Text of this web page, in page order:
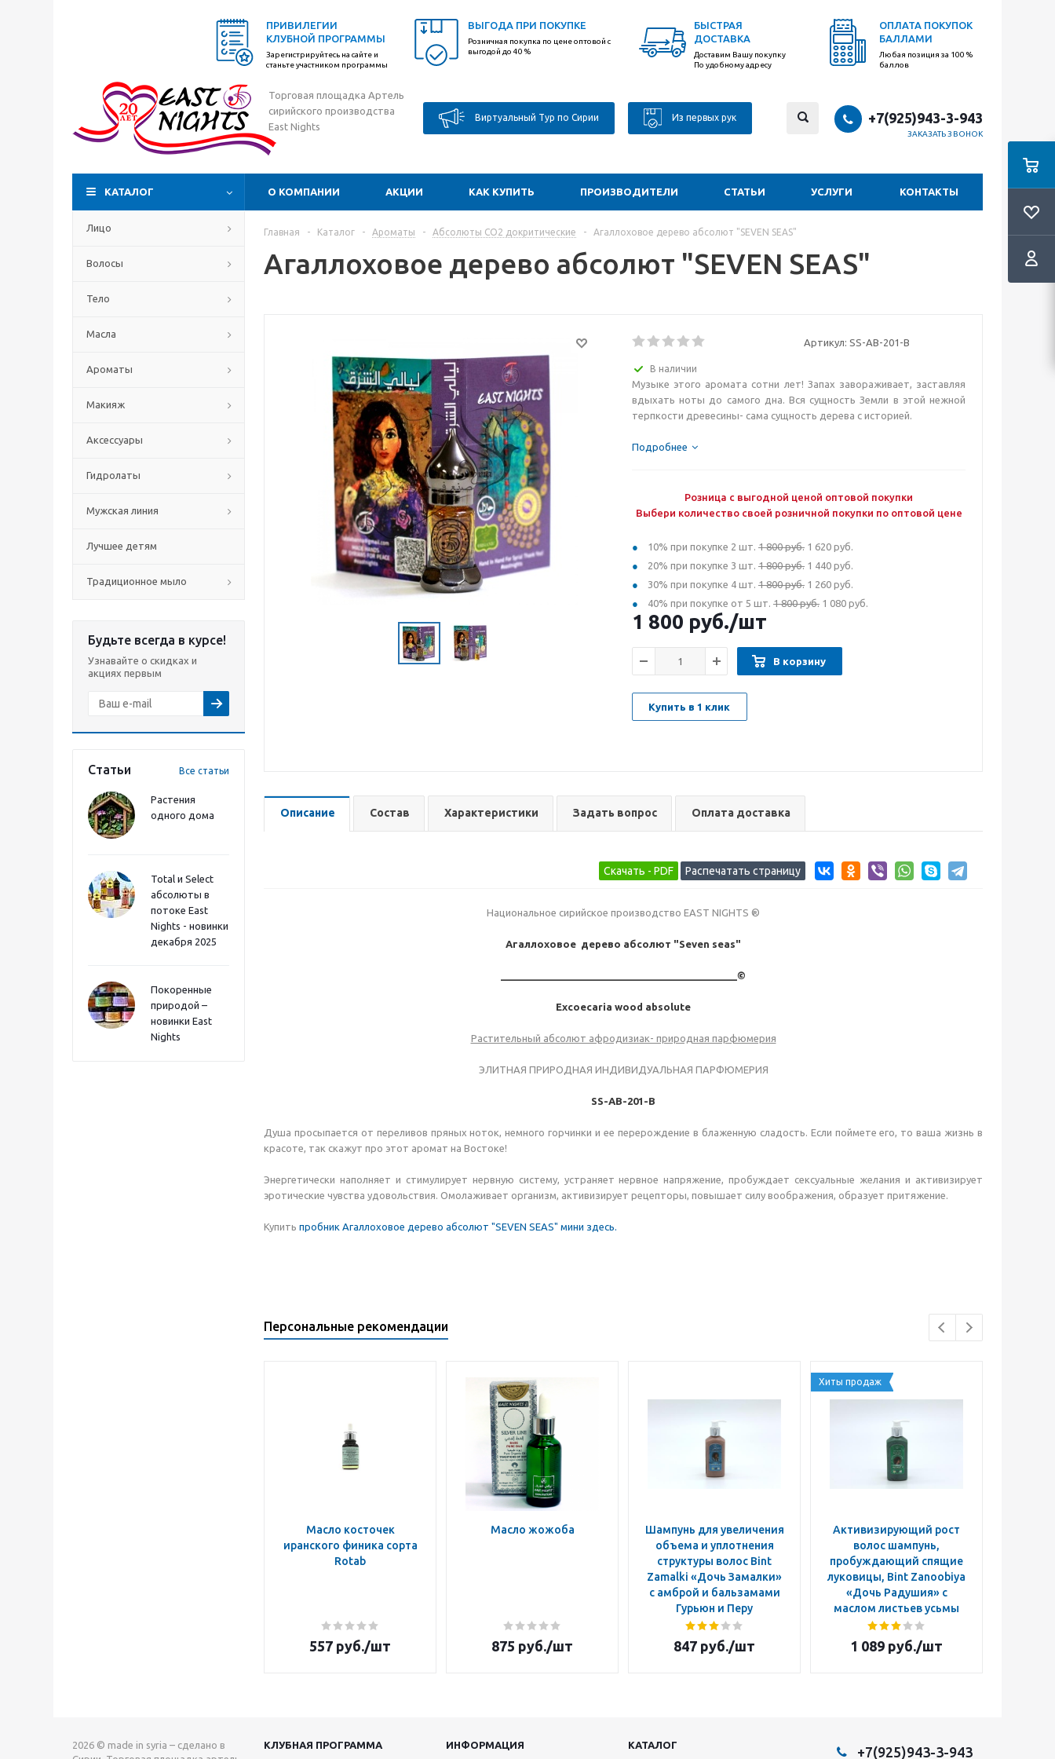
ПРИВИЛЕГИИ
КЛУБНОЙ ПРОГРАММЫ
Зарегистрируйтесь на сайте и
станьте участником программы
ВЫГОДА ПРИ ПОКУПКЕ
Розничная покупка по цене оптовой с
выгодой до 40 %
БЫСТРАЯ
ДОСТАВКА
Доставим Вашу покупку
По удобному адресу
ОПЛАТА ПОКУПОК
БАЛЛАМИ
Любая позиция за 100 %
баллов
Торговая площадка Артель
сирийского производства
East Nights
Виртуальный Тур по Сирии Из первых рук +7(925)943-3-943
ЗАКАЗАТЬ ЗВОНОК
КАТАЛОГ О КОМПАНИИ АКЦИИ КАК КУПИТЬ ПРОИЗВОДИТЕЛИ СТАТЬИ УСЛУГИ КОНТАКТЫ
Лицо
Волосы
Тело
Масла
Ароматы
Макияж
Аксессуары
Гидролаты
Мужская линия
Лучшее детям
Традиционное мыло
Будьте всегда в курсе!
Узнавайте о скидках и
акциях первым
Статьи Все статьи
Растения
одного дома
Total и Select
абсолюты в
потоке East
Nights - новинки
декабря 2025
Покоренные
природой –
новинки East
Nights
Главная - Каталог - Ароматы - Абсолюты CO2 докритические - Агаллоховое дерево абсолют "SEVEN SEAS"
Агаллоховое дерево абсолют "SEVEN SEAS"
Артикул: SS-AB-201-B
В наличии
Музыке этого аромата сотни лет! Запах завораживает, заставляя
вдыхать ноты до самого дна. Вся сущность Земли в этой нежной
терпкости древесины- сама сущность дерева с историей.
Подробнее
Розница с выгодной ценой оптовой покупки
Выбери количество своей розничной покупки по оптовой цене
10% при покупке 2 шт. 1 800 руб. 1 620 руб.
20% при покупке 3 шт. 1 800 руб. 1 440 руб.
30% при покупке 4 шт. 1 800 руб. 1 260 руб.
40% при покупке от 5 шт. 1 800 руб. 1 080 руб.
1 800 руб./шт
В корзину
Купить в 1 клик
Описание Состав Характеристики Задать вопрос Оплата доставка
Национальное сирийское производство EAST NIGHTS ®
Агаллоховое дерево абсолют "Seven seas"
___________________________________________©
Excoecaria wood absolute
Растительный абсолют афродизиак- природная парфюмерия
ЭЛИТНАЯ ПРИРОДНАЯ ИНДИВИДУАЛЬНАЯ ПАРФЮМЕРИЯ
SS-AB-201-B
Душа просыпается от переливов пряных ноток, немного горчинки и ее перерождение в блаженную сладость. Если поймете его, то ваша жизнь в
красоте, так скажут про этот аромат на Востоке!
Энергетически наполняет и стимулирует нервную систему, устраняет нервное напряжение, пробуждает сексуальные желания и активизирует
эротические чувства удовольствия. Омолаживает организм, активизирует рецепторы, повышает силу воображения, образует притяжение.
Купить пробник Агаллоховое дерево абсолют "SEVEN SEAS" мини здесь.
Персональные рекомендации
Масло косточек
иранского финика сорта
Rotab
557 руб./шт
Масло жожоба
875 руб./шт
Шампунь для увеличения
объема и уплотнения
структуры волос Bint
Zamalki «Дочь Замалки»
с амброй и бальзамами
Гурьюн и Перу
847 руб./шт
Хиты продаж
Активизирующий рост
волос шампунь,
пробуждающий спящие
луковицы, Bint Zanoobiya
«Дочь Радушия» с
маслом листьев усьмы
1 089 руб./шт
2026 © made in syria – сделано в
КЛУБНАЯ ПРОГРАММА ИНФОРМАЦИЯ
КАТАЛОГ
+7(925)943-3-943